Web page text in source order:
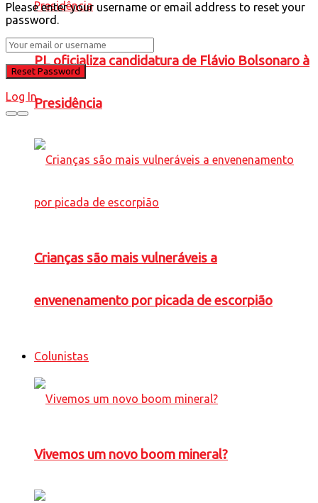
PL oficializa candidatura de Flávio Bolsonaro à
Presidência
Crianças são mais vulneráveis a
envenenamento por picada de escorpião
Colunistas
Vivemos um novo boom mineral?
Please enter your username or email address to reset your
password.
Log In